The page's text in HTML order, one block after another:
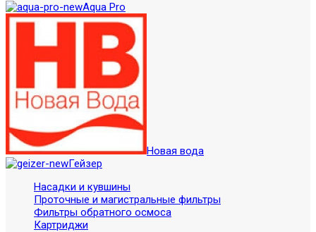
Aqua Pro
Новая вода
Гейзер
Насадки и кувшины
Проточные и магистральные фильтры
Фильтры обратного осмоса
Картриджи